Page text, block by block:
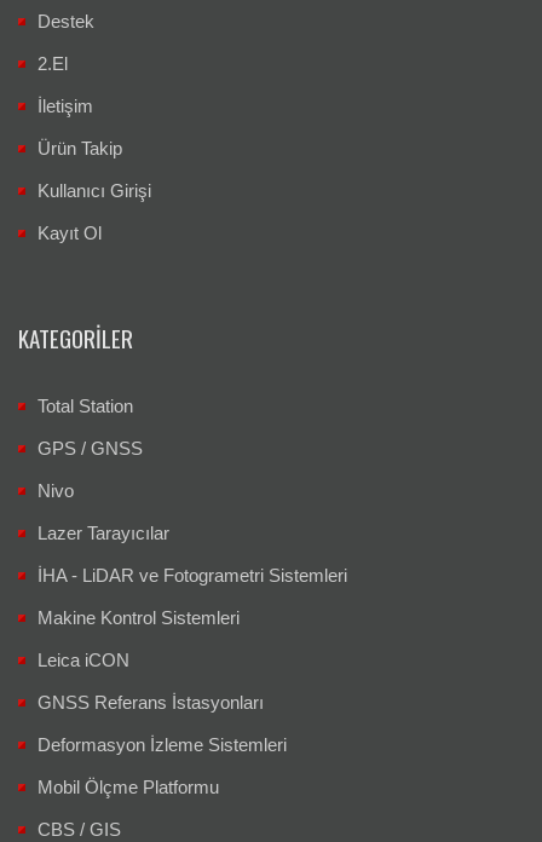
Destek
2.El
İletişim
Ürün Takip
Kullanıcı Girişi
Kayıt Ol
KATEGORILER
Total Station
GPS / GNSS
Nivo
Lazer Tarayıcılar
İHA - LiDAR ve Fotogrametri Sistemleri
Makine Kontrol Sistemleri
Leica iCON
GNSS Referans İstasyonları
Deformasyon İzleme Sistemleri
Mobil Ölçme Platformu
CBS / GIS